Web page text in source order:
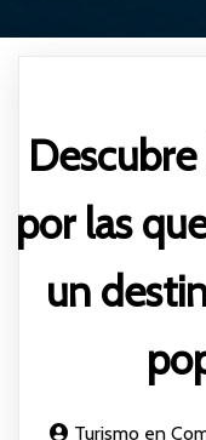
por las
un
Turismo en